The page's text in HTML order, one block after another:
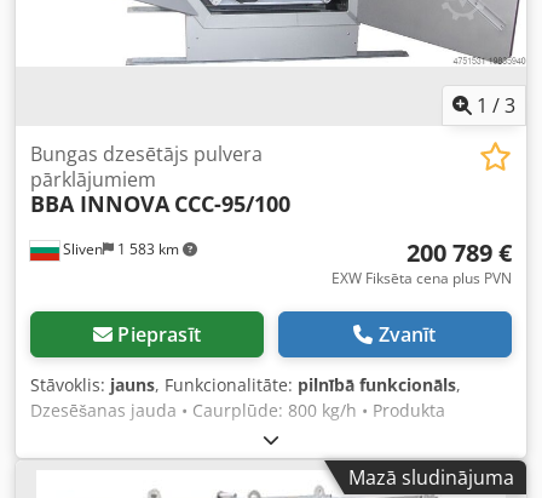
slēdzis no BBA Innova, pārējo aprīkojumu nodrošina
1 /3
Sliven 1 583 km
Bungas dzesētājs pulvera
pārklājumiem
BBA INNOVA CCC-95/100
200 789 €
EXW Fiksēta cena plus PVN
Pieprasīt Zvanīt
Stāvoklis: jauns, Funkcionalitāte: pilnībā funkcionāls,
Dzesēšanas jauda • Caurplūde: 800 kg/h • Produkta
ieplūdes temperatūra: 140°C • Produkta beigu temperatūra
Cedpfew Snbfjx Aivoha
Mazā sludinājuma